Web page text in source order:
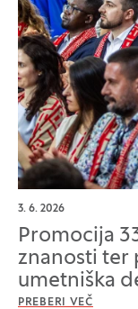
3. 6. 2026
Promocija
znanosti ter
umetniška
PREBERI VEČ